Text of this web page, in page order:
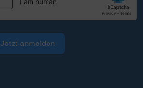
Jetzt anmelden